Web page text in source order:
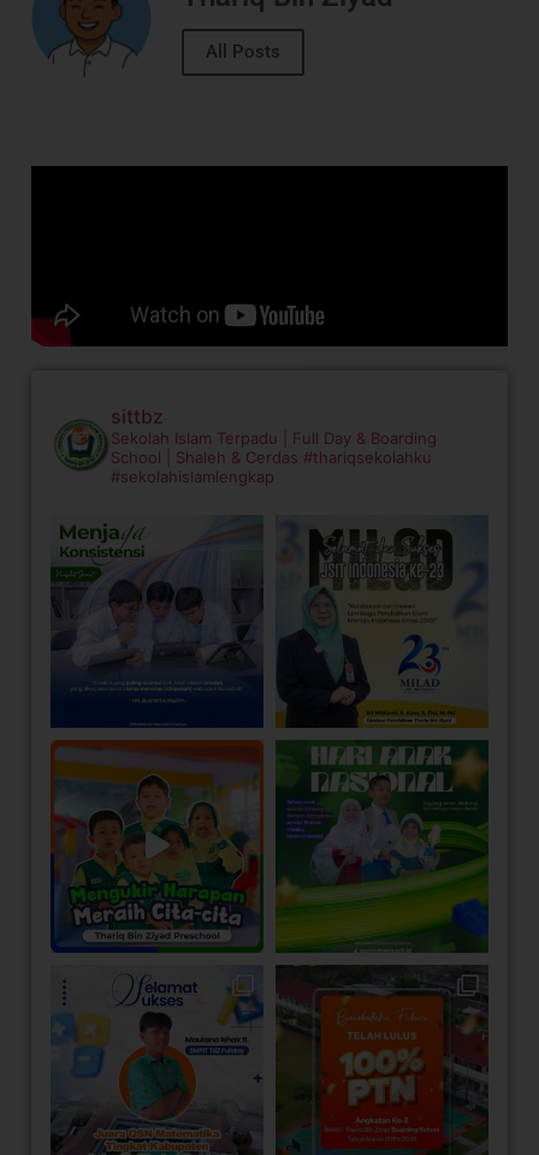
All Posts
sittbz
Sekolah Islam Terpadu | Full Day & Boarding
School | Shaleh & Cerdas #thariqsekolahku
#sekolahislamlengkap